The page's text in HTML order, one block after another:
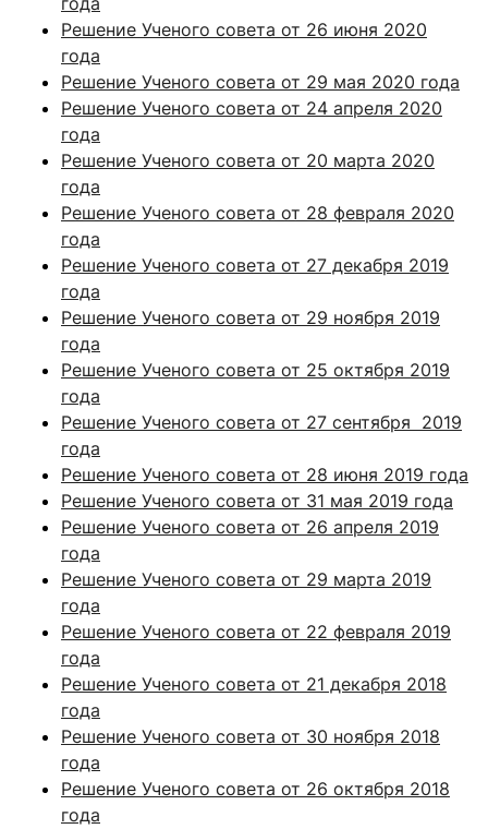
Решение Ученого совета от 26 июня 2020
года
Решение Ученого совета от 29 мая 2020 года
Решение Ученого совета от 24 апреля 2020
года
Решение Ученого совета от 20 марта 2020
года
Решение Ученого совета от 28 февраля 2020
года
Решение Ученого совета от 27 декабря 2019
года
Решение Ученого совета от 29 ноября 2019
года
Решение Ученого совета от 25 октября 2019
года
Решение Ученого совета от 27 сентября 2019
года
Решение Ученого совета от 28 июня 2019 года
Решение Ученого совета от 31 мая 2019 года
Решение Ученого совета от 26 апреля 2019
года
Решение Ученого совета от 29 марта 2019
года
Решение Ученого совета от 22 февраля 2019
года
Решение Ученого совета от 21 декабря 2018
года
Решение Ученого совета от 30 ноября 2018
года
Решение Ученого совета от 26 октября 2018
года